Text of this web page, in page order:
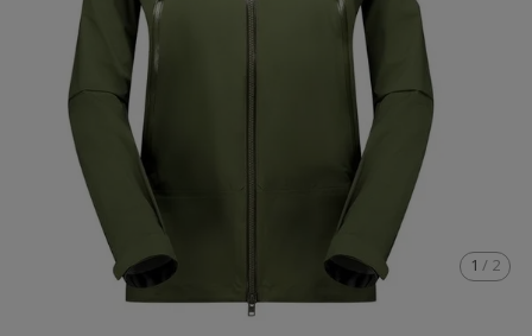
1 / 2